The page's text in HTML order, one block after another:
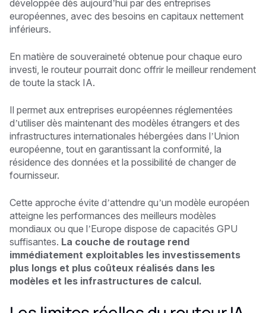
développée dès aujourd’hui par des entreprises
européennes, avec des besoins en capitaux nettement
inférieurs.
En matière de souveraineté obtenue pour chaque euro
investi, le routeur pourrait donc offrir le meilleur rendement
de toute la stack IA.
Il permet aux entreprises européennes réglementées
d’utiliser dès maintenant des modèles étrangers et des
infrastructures internationales hébergées dans l’Union
européenne, tout en garantissant la conformité, la
résidence des données et la possibilité de changer de
fournisseur.
Cette approche évite d’attendre qu’un modèle européen
atteigne les performances des meilleurs modèles
mondiaux ou que l’Europe dispose de capacités GPU
suffisantes. La couche de routage rend
immédiatement exploitables les investissements
plus longs et plus coûteux réalisés dans les
modèles et les infrastructures de calcul.